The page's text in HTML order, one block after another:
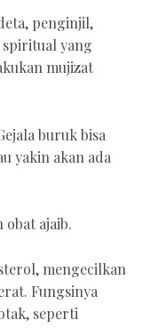
penginjil,
spiritual yang
mujizat
buruk bisa
yakin akan ada
obat ajaib.
mengecilkan
Fungsinya
seperti